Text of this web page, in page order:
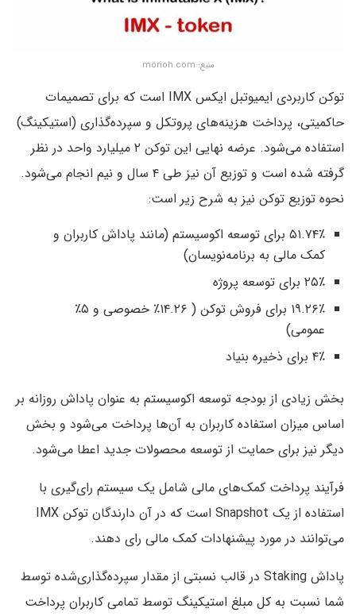
منبع: morioh.com
توکن کاربردی ایمیوتبل ایکس IMX است که برای تصمیمات
حاکمیتی، پرداخت هزینه‌های پروتکل و سپرده‌گذاری (استیکینگ)
استفاده می‌شود. عرضه نهایی این توکن ۲ میلیارد واحد در نظر
گرفته شده است و توزیع آن نیز طی ۴ سال و نیم انجام می‌شود.
نحوه توزیع توکن نیز به شرح زیر است:
۵۱.۷۴٪ برای توسعه اکوسیستم (مانند پاداش کاربران و
کمک مالی به برنامه‌نویسان)
۲۵٪ برای توسعه پروژه
۱۹.۲۶٪ برای فروش توکن ( ۱۴.۲۶٪ خصوصی و ۵٪
عمومی)
۴٪ برای ذخیره بنیاد
بخش زیادی از بودجه توسعه اکوسیستم به عنوان پاداش روزانه بر
اساس میزان استفاده کاربران به آن‌ها پرداخت می‌شود و بخش
دیگر نیز برای حمایت از توسعه محصولات جدید اعطا می‌شود.
فرآیند پرداخت کمک‌های مالی شامل یک سیستم رای‌گیری با
استفاده از یک Snapshot است که در آن دارندگان توکن IMX
می‌توانند در مورد پیشنهادات کمک مالی رای دهند.
پاداش Staking در قالب نسبتی از مقدار سپرده‌گذاری‌شده توسط
شما نسبت به کل مبلغ استیکینگ توسط تمامی کاربران پرداخت